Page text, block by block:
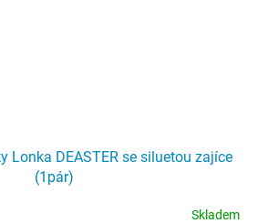
Lonka DEASTER se siluetou zajíce
(1pár)
Skladem